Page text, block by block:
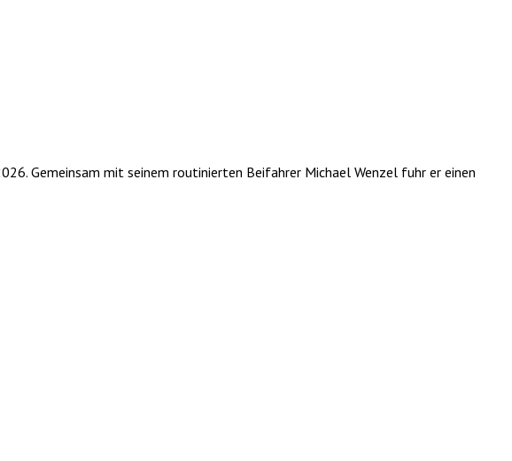
Gemeinsam mit seinem routinierten Beifahrer Michael Wenzel fuhr er einen